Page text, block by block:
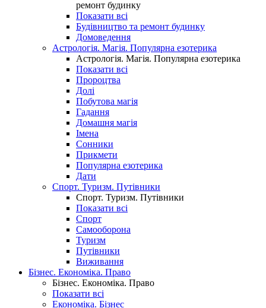
ремонт будинку
Показати всі
Будівництво та ремонт будинку
Домоведення
Астрологія. Магія. Популярна езотерика
Астрологія. Магія. Популярна езотерика
Показати всі
Пророцтва
Долі
Побутова магія
Гадання
Домашня магія
Імена
Сонники
Прикмети
Популярна езотерика
Дати
Спорт. Туризм. Путівники
Спорт. Туризм. Путівники
Показати всі
Спорт
Самооборона
Туризм
Путівники
Виживання
Бізнес. Економіка. Право
Бізнес. Економіка. Право
Показати всі
Економіка. Бізнес